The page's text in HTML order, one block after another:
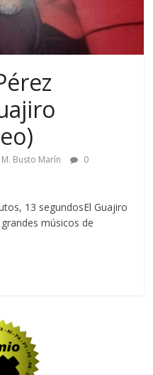
Busto Marín
0
13 segundosEl Guajiro
músicos de